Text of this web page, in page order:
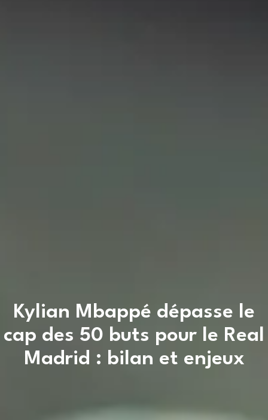
Kylian Mbappé dépasse le
cap des 50 buts pour le Real
Madrid : bilan et enjeux